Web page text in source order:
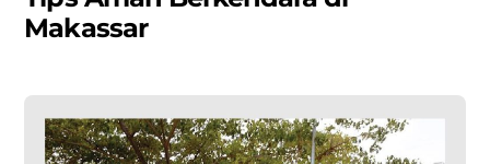
Makassar